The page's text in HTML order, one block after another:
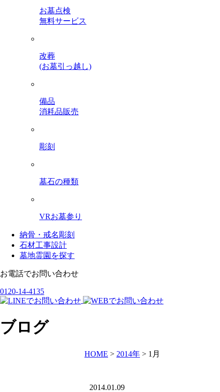
お墓点検
無料サービス
改葬
(お墓引っ越し)
備品
消耗品販売
彫刻
墓石の種類
VRお墓参り
納骨・戒名彫刻
石材工事設計
墓地霊園を探す
お電話でお問い合わせ
0120-14-4135
ブログ
HOME > 2014年 > 1月
2014.01.09